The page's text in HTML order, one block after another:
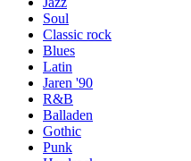
Soul
Classic rock
Blues
Latin
Jaren '90
R&B
Balladen
Gothic
Punk